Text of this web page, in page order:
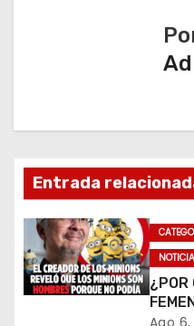
ó
n
d
e
e
Entrada
¿POR
SU
Ago